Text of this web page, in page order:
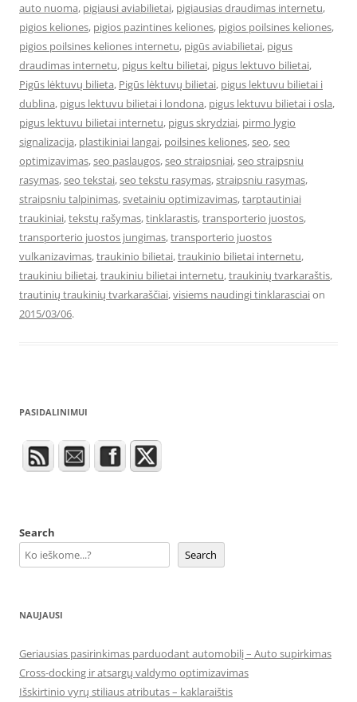
auto nuoma, pigiausi aviabilietai, pigiausias draudimas internetu,
pigios keliones, pigios pazintines keliones, pigios poilsines keliones,
pigios poilsines keliones internetu, pigūs aviabilietai, pigus
draudimas internetu, pigus keltu bilietai, pigus lektuvo bilietai,
Pigūs lėktuvų bilieta, Pigūs lėktuvų bilietai, pigus lektuvu bilietai i
dublina, pigus lektuvu bilietai i londona, pigus lektuvu bilietai i osla,
pigus lektuvu bilietai internetu, pigus skrydziai, pirmo lygio
signalizacija, plastikiniai langai, poilsines keliones,seo,seo
optimizavimas,seo paslaugos,seo straipsniai,seo straipsniu
rasymas,seo tekstai,seo tekstu rasymas,straipsniu rasymas,
straipsniu talpinimas,svetainiu optimizavimas,tarptautiniai
traukiniai,tekstų rašymas,tinklarastis,transporterio juostos,
transporterio juostos jungimas,transporterio juostos
vulkanizavimas,traukinio bilietai,traukinio bilietai internetu,
traukiniu bilietai,traukiniu bilietai internetu,traukinių tvarkaraštis,
trautinių traukinių tvarkaraščiai,visiems naudingi tinklarasciaion
2015/03/06.
PASIDALINIMUI
Search
Search
NAUJAUSI
Geriausias pasirinkimas parduodant automobilį – Auto supirkimas
Cross-docking ir atsargų valdymo optimizavimas
Išskirtinio vyrų stiliaus atributas – kaklaraištis